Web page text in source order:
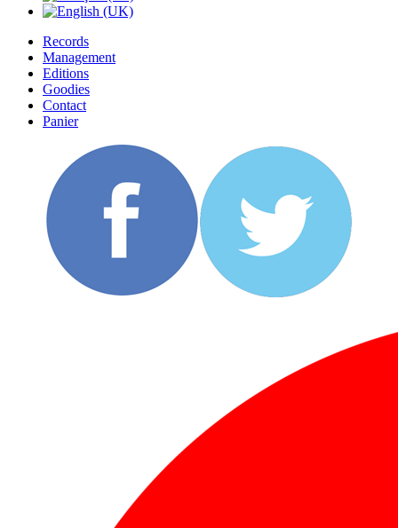
Records
Management
Editions
Goodies
Contact
Panier